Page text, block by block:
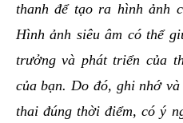
thanh để tạo ra hình ảnh
Hình ảnh siêu âm có thể
trưởng và phát triển của
của bạn. Do đó, ghi nhớ
thai đúng thời điểm, có ý